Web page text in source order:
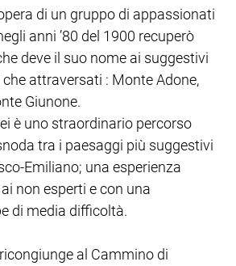
di un gruppo di appassionati
anni ’80 del 1900 recuperò
deve il suo nome ai suggestivi
attraversati : Monte Adone,
Giunone.
è uno straordinario percorso
tra i paesaggi più suggestivi
Emiliano; una esperienza
non esperti e con una
di media difficoltà.
al Cammino di